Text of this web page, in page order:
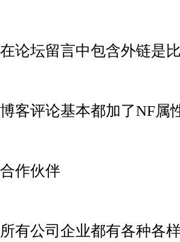
在论坛留言中包含外链是
博客评论基本都加了NF属
合作伙伴
所有公司企业都有各种各